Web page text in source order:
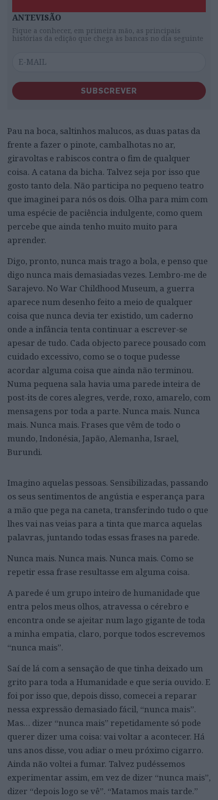
ANTEVISÃO
Fique a conhecer, em primeira mão, as principais
histórias da edição que chega às bancas no dia seguinte
SUBSCREVER
Pau na boca, saltinhos malucos, as duas patas da
frente a fazer o pinote, cambalhotas no ar,
giravoltas e rabiscos contra o fim de qualquer
coisa. A catana da bicha. Talvez seja por isso que
gosto tanto dela. Não participa no pequeno teatro
que imaginei para nós os dois. Olha para mim com
uma espécie de paciência indulgente, como quem
percebe que ainda tenho muito muito para
aprender.
Digo, pronto, nunca mais trago a bola, e penso que
digo nunca mais demasiadas vezes. Lembro-me de
Sarajevo. No War Childhood Museum, a guerra
aparece num desenho feito a meio de qualquer
coisa que nunca devia ter existido, um caderno
onde a infância tenta continuar a escrever-se
apesar de tudo. Cada objecto parece pousado com
cuidado excessivo, como se o toque pudesse
acordar alguma coisa que ainda não terminou.
Numa pequena sala havia uma parede inteira de
post-its de cores alegres, verde, roxo, amarelo, com
mensagens por toda a parte. Nunca mais. Nunca
mais. Nunca mais. Frases que vêm de todo o
mundo, Indonésia, Japão, Alemanha, Israel,
Burundi.
Imagino aquelas pessoas. Sensibilizadas, passando
os seus sentimentos de angústia e esperança para
a mão que pega na caneta, transferindo tudo o que
lhes vai nas veias para a tinta que marca aquelas
palavras, juntando todas essas frases na parede.
Nunca mais. Nunca mais. Nunca mais. Como se
repetir essa frase resultasse em alguma coisa.
A parede é um grupo inteiro de humanidade que
entra pelos meus olhos, atravessa o cérebro e
encontra onde se ajeitar num lago gigante de toda
a minha empatia, claro, porque todos escrevemos
“nunca mais”.
Saí de lá com a sensação de que tinha deixado um
grito para toda a Humanidade e que seria ouvido. E
foi por isso que, depois disso, comecei a reparar
nessa expressão demasiado fácil, “nunca mais”.
Mas… dizer “nunca mais” repetidamente só pode
querer dizer uma coisa: vai voltar a acontecer. Há
uns anos disse, vou adiar o meu próximo cigarro.
Ainda não voltei a fumar. Talvez pudéssemos
experimentar assim, em vez de dizer “nunca mais”,
dizer “depois logo se vê”. “Matamos mais tarde.”